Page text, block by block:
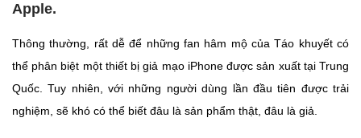
Apple.
Thông thường, rất dễ để những fan hâm mộ của Táo khuyết có
thể phân biệt một thiết bị giả mạo iPhone được sản xuất tại Trung
Quốc. Tuy nhiên, với những người dùng lần đầu tiên được trải
nghiệm, sẽ khó có thể biết đâu là sản phẩm thật, đâu là giả.